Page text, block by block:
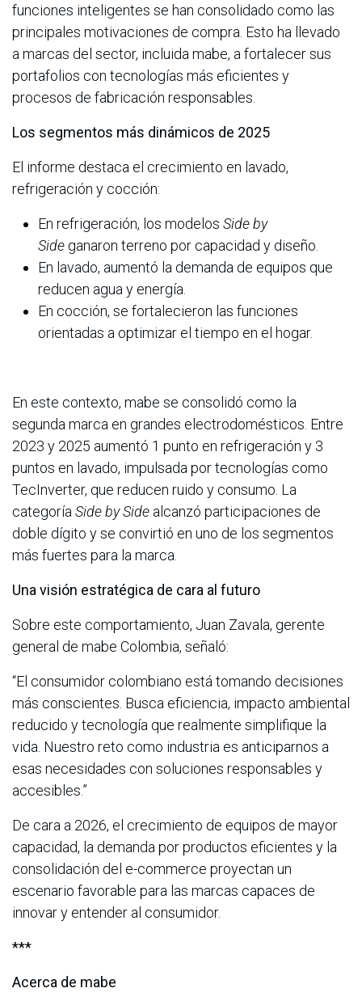
funciones inteligentes se han consolidado como las
principales motivaciones de compra. Esto ha llevado
a marcas del sector, incluida mabe, a fortalecer sus
portafolios con tecnologías más eficientes y
procesos de fabricación responsables.
Los segmentos más dinámicos de 2025
El informe destaca el crecimiento en lavado,
refrigeración y cocción:
En refrigeración, los modelos Side by
Side ganaron terreno por capacidad y diseño.
En lavado, aumentó la demanda de equipos que
reducen agua y energía.
En cocción, se fortalecieron las funciones
orientadas a optimizar el tiempo en el hogar.
En este contexto, mabe se consolidó como la
segunda marca en grandes electrodomésticos. Entre
2023 y 2025 aumentó 1 punto en refrigeración y 3
puntos en lavado, impulsada por tecnologías como
TecInverter, que reducen ruido y consumo. La
categoría Side by Side alcanzó participaciones de
doble dígito y se convirtió en uno de los segmentos
más fuertes para la marca.
Una visión estratégica de cara al futuro
Sobre este comportamiento, Juan Zavala, gerente
general de mabe Colombia, señaló:
“El consumidor colombiano está tomando decisiones
más conscientes. Busca eficiencia, impacto ambiental
reducido y tecnología que realmente simplifique la
vida. Nuestro reto como industria es anticiparnos a
esas necesidades con soluciones responsables y
accesibles.”
De cara a 2026, el crecimiento de equipos de mayor
capacidad, la demanda por productos eficientes y la
consolidación del e-commerce proyectan un
escenario favorable para las marcas capaces de
innovar y entender al consumidor.
***
Acerca de mabe